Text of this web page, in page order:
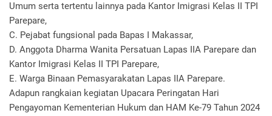
Umum serta tertentu lainnya pada Kantor Imigrasi Kelas II TPI
Parepare,
C. Pejabat fungsional pada Bapas I Makassar,
D. Anggota Dharma Wanita Persatuan Lapas IIA Parepare dan
Kantor Imigrasi Kelas II TPI Parepare,
E. Warga Binaan Pemasyarakatan Lapas IIA Parepare.
Adapun rangkaian kegiatan Upacara Peringatan Hari
Pengayoman Kementerian Hukum dan HAM Ke-79 Tahun 2024